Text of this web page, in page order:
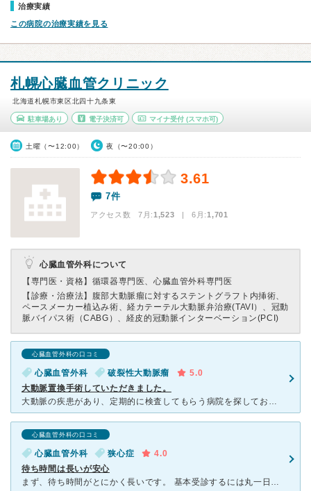
治療実績
この病院の治療実績を見る
札幌心臓血管クリニック
北海道札幌市東区北四十九条東
駐車場あり 電子決済可 マイナ受付 (スマホ可)
土曜（〜12:00） 夜（〜20:00）
3.61
7件
アクセス数 7月:1,523 | 6月:1,701
心臓血管外科について
【専門医・資格】 循環器専門医、心臓血管外科専門医
【診療・治療法】
腹部大動脈瘤に対するステントグラフト内挿術、
ペースメーカー植込み術、経カテーテル大動脈弁治療(TAVI）、冠動
脈バイパス術（CABG）、経皮的冠動脈インターベーション(PCI)
心臓血管外科の口コミ
心臓血管外科 破裂性大動脈瘤
5.0
大動脈置換手術していただきました。
大動脈の疾患があり、定期的に検査してもらう病院を探しており、たくさんの病院から悩んだ末、こちらの病院に通うと決めて1年ほど通っておりました。 破裂する事態になり、緊急手術をしてもらい、一命をとり
心臓血管外科の口コミ
心臓血管外科 狭心症
4.0
待ち時間は長いが安心
まず、待ち時間がとにかく長いです。 基本受診するには丸一日かかると思った方がいいかもしれません。 たくさん椅子やベンチが設置されていますが、それでも座り切れないほど毎日患者さんが多く、忙しない雰囲